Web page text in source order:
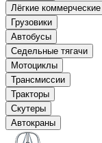
Лёгкие коммерческие
Грузовики
Автобусы
Седельные тягачи
Мотоциклы
Трансмиссии
Тракторы
Скутеры
Автокраны